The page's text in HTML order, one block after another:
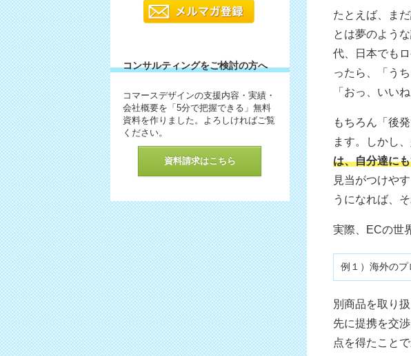
たとえば、ま
とは夢のよう
代、日本でも
ったら、「う
「おっ、いい
もちろん「後
ます。しかし
は、自分達に
見当がつけや
うになれば、
実際、ECの世
例１）海外の
別商品を取り
先に提携を交
点を得たこと
コンサルティングをご検討の方へ
コマースデザインの支援内容・実績・
会社概要を「5分で把握できる」無料
資料を作りました。よろしければご覧
ください。
資料請求はこちら